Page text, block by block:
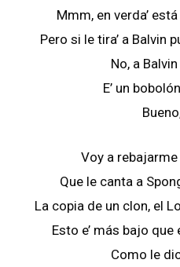
Mmm, en verda’
Pero si le tira’ a Balvin
No, a
E’ un
Voy a
Que le canta a
La copia de un clon, el
Esto e’ más bajo
Como le